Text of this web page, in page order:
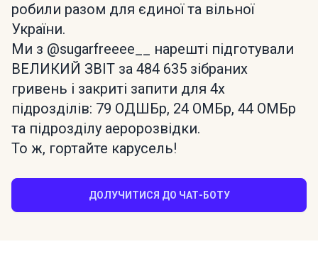
робили разом для єдиної та вільної
України.
Ми з @sugarfreeee__ нарешті підготували
ВЕЛИКИЙ ЗВІТ за 484 635 зібраних
гривень і закриті запити для 4х
підрозділів: 79 ОДШБр, 24 ОМБр, 44 ОМБр
та підрозділу аеророзвідки.
То ж, гортайте карусель!
ДОЛУЧИТИСЯ ДО ЧАТ-БОТУ